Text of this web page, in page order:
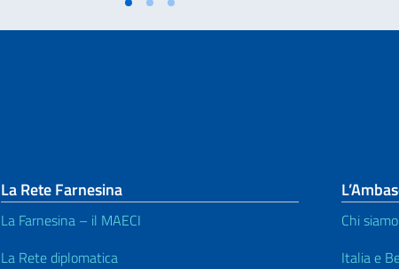
La Rete Farnesina
La Farnesina – il MAECI
La Rete diplomatica
Chi siamo
Italia e